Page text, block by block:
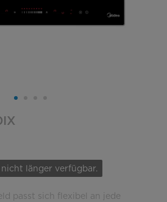
länger verfügbar.
passt sich flexibel an jede